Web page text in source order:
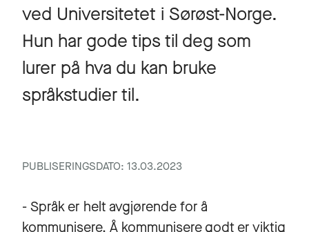
ved Universitetet i Sørøst-Norge.
Hun har gode tips til deg som
lurer på hva du kan bruke
språkstudier til.
PUBLISERINGSDATO: 13.03.2023
- Språk er helt avgjørende for å
kommunisere. Å kommunisere godt er viktig